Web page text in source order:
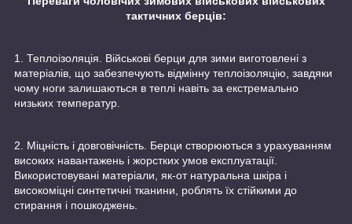
тактичних берців:
1. Теплоізоляція. Військові берци для зими виготовлені з
матеріалів, що забезпечують відмінну теплоізоляцію, завдяки
чому ноги залишаються в теплі навіть за екстремально
низьких температур.
2. Міцність і довговічність. Берци створюються з урахуванням
високих навантажень і жорстких умов експлуатації.
Використовувані матеріали, як-от натуральна шкіра і
високоміцні синтетичні тканини, роблять їх стійкими до
стирання і пошкоджень.